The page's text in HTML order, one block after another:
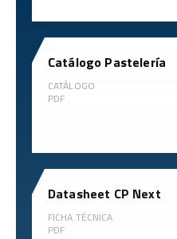
Catálogo Pastelería
CATÁLOGO
PDF
Datasheet CP Next
FICHA TÉCNICA
PDF